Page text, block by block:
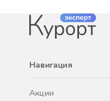
Навигация
Акции